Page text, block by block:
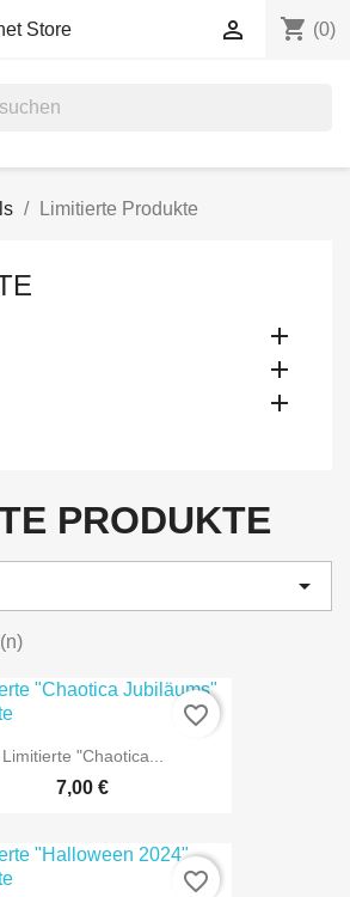
shopping_cart (0)

Limitierte Produkte



PRODUKTE

Limitierte "Chaotica...
7,00 €
favorite_border
favorite_border